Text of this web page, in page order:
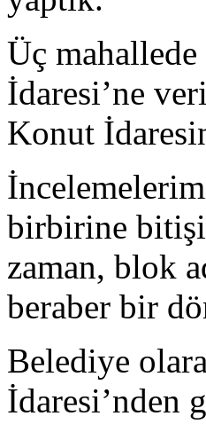
Üç mahallede
İdaresi’ne
Konut
birbirine
zaman, blok
beraber bir
Belediye
İdaresi’nden